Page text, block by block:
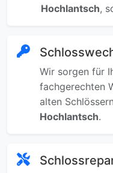
Hochlantsch,
Wir sorgen für
fachgerechten
alten
Hochlantsch.